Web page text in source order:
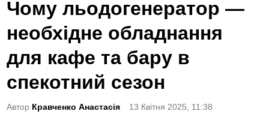
e
d
i
n
Чому льодогенератор —
необхідне обладнання
для кафе та бару в
спекотний сезон
Автор Кравченко Анастасія 13 Квітня 2025, 11:38